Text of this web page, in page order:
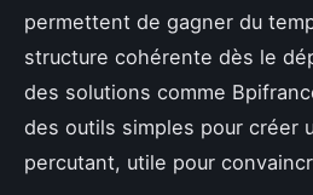
permettent de gagner du
structure cohérente dès le
des solutions comme
des outils simples pour créer
percutant, utile pour